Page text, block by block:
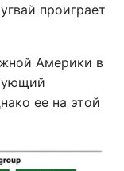
проиграет
Америки в
ее на этой